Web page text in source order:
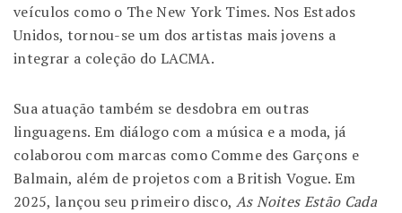
veículos como o The New York Times. Nos Estados
Unidos, tornou-se um dos artistas mais jovens a
integrar a coleção do LACMA.
Sua atuação também se desdobra em outras
linguagens. Em diálogo com a música e a moda, já
colaborou com marcas como Comme des Garçons e
Balmain, além de projetos com aBritish Vogue. Em
2025, lançou seu primeiro disco, As Noites Estão Cada